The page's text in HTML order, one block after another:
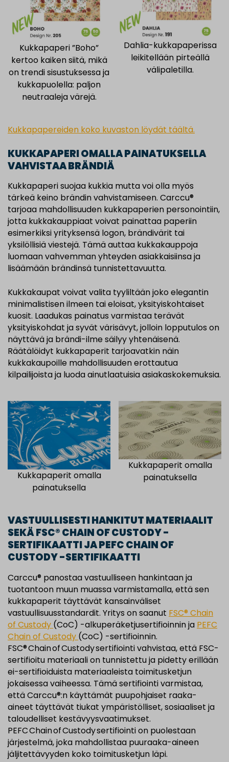
Kukkapaperi ”Boho”
kertoo kaiken siitä, mikä
on trendi sisustuksessa ja
kukkapuolella: paljon
neutraaleja värejä.
Dahlia-kukkapaperissa
leikitellään pirteällä
välipaletilla.
Kukkapapereiden koko kuvaston löydät täältä.
KUKKAPAPERI OMALLA PAINATUKSELLA
VAHVISTAA BRÄNDIÄ
Kukkapaperi suojaa kukkia mutta voi olla myös
tärkeä keino brändin vahvistamiseen. Carccu®
tarjoaa mahdollisuuden kukkapaperien personointiin,
jotta kukkakauppiaat voivat painattaa paperiin
esimerkiksi yrityksensä logon, brändivärit tai
yksilöllisiä viestejä. Tämä auttaa kukkakauppoja
luomaan vahvemman yhteyden asiakkaisiinsa ja
lisäämään brändinsä tunnistettavuutta.
Kukkakaupat voivat valita tyyliltään joko elegantin
minimalistisen ilmeen tai eloisat, yksityiskohtaiset
kuosit. Laadukas painatus varmistaa terävät
yksityiskohdat ja syvät värisävyt, jolloin lopputulos on
näyttävä ja brändi-ilme säilyy yhtenäisenä.
Räätälöidyt kukkapaperit tarjoavatkin näin
kukkakaupoille mahdollisuuden erottautua
kilpailijoista ja luoda ainutlaatuisia asiakaskokemuksia.
Kukkapaperit omalla
painatuksella
Kukkapaperit omalla
painatuksella
VASTUULLISESTI HANKITUT MATERIAALIT
SEKÄ FSC® CHAIN OF CUSTODY -
SERTIFIKAATTI JA PEFC CHAIN OF
CUSTODY -SERTIFIKAATTI
Carccu® panostaa vastuulliseen hankintaan ja
tuotantoon muun muassa varmistamalla, että sen
kukkapaperit täyttävät kansainväliset
vastuullisuusstandardit. Yritys on saanut FSC® Chain
of Custody (CoC) -alkuperäketjusertifioinnin ja PEFC
Chain of Custody (CoC) -sertifioinnin.
FSC® Chain of Custody sertifiointi vahvistaa, että FSC-
sertifioitu materiaali on tunnistettu ja pidetty erillään
ei-sertifioiduista materiaaleista toimitusketjun
jokaisessa vaiheessa. Tämä sertifiointi varmistaa,
että Carccu®:n käyttämät puupohjaiset raaka-
aineet täyttävät tiukat ympäristölliset, sosiaaliset ja
taloudelliset kestävyysvaatimukset.
PEFC Chain of Custody sertifiointi on puolestaan
järjestelmä, joka mahdollistaa puuraaka-aineen
jäljitettävyyden koko toimitusketjun läpi.